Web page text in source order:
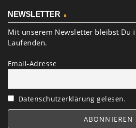
NEWSLETTER
Mit unserem Newsletter bleibst Du
Laufenden.
Email-Adresse
Datenschutzerklärung gelesen.